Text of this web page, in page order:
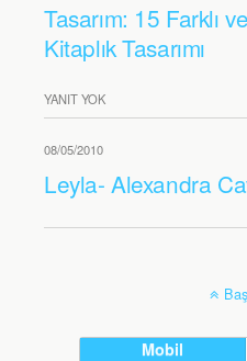
Tasarım: 15 Farklı
Kitaplık Tasarımı
YANIT YOK
08/05/2010
Leyla- Alexandra
Mobil